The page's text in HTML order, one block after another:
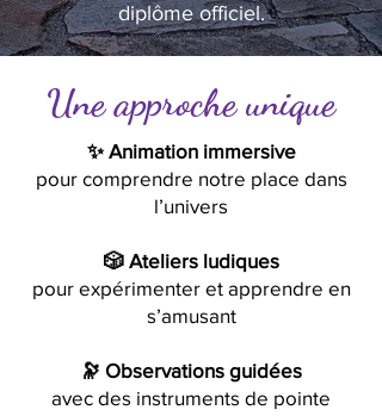
diplôme officiel.
Une approche unique
✨ Animation immersive
pour comprendre notre place dans
l’univers
🎲 Ateliers ludiques
pour expérimenter et apprendre en
s’amusant
🔭 Observations guidées
avec des instruments de pointe